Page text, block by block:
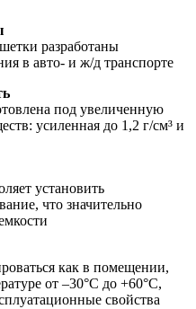
разработаны
в авто- и ж/д транспорте
под увеличенную
усиленная до 1,2 г/см³ и
установить
что значительно
как в помещении,
от –30°С до +60°С,
свойства